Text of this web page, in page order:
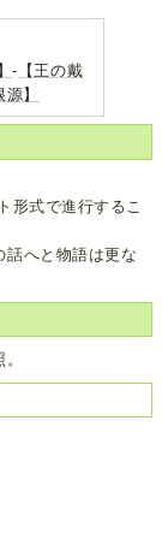
- 【王の戴
源】
形式で進行するこ
話へと物語は更な